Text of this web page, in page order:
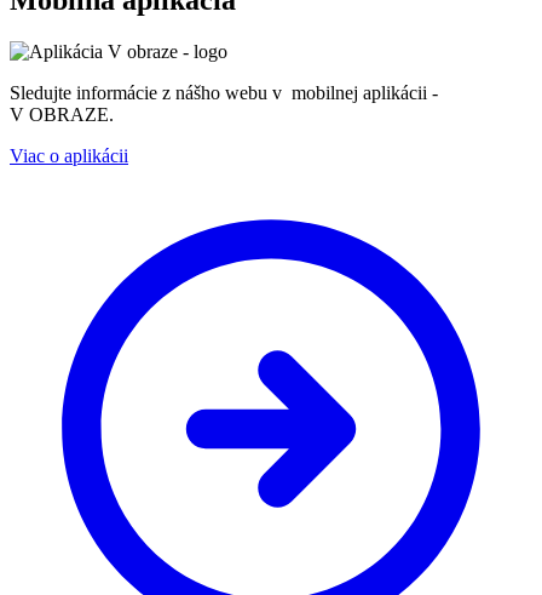
Sledujte informácie z nášho webu v mobilnej aplikácii -
V OBRAZE.
Viac o aplikácii